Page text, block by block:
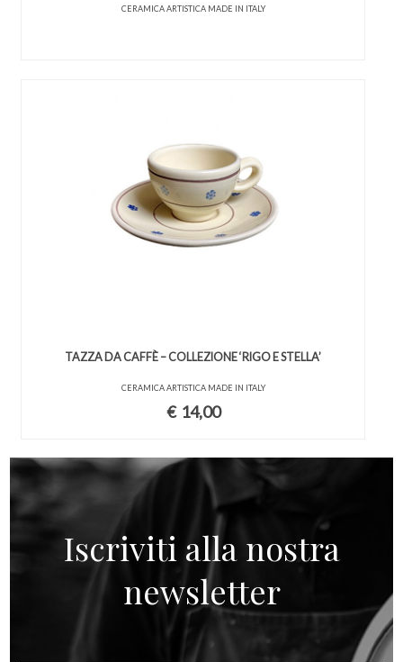
CERAMICA ARTISTICA MADE IN ITALY
TAZZA DA CAFFÈ – COLLEZIONE ‘RIGO E STELLA’
CERAMICA ARTISTICA MADE IN ITALY
€ 14,00
Iscriviti alla nostra
newsletter